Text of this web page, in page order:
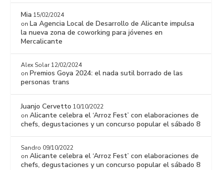
Mia 15/02/2024
on La Agencia Local de Desarrollo de Alicante impulsa
la nueva zona de coworking para jóvenes en
Mercalicante
Alex Solar 12/02/2024
on Premios Goya 2024: el nada sutil borrado de las
personas trans
Juanjo Cervetto 10/10/2022
onAlicante celebra el ‘Arroz Fest’ con elaboraciones de
chefs, degustaciones y un concurso popular el sábado 8
Sandro 09/10/2022
onAlicante celebra el ‘Arroz Fest’ con elaboraciones de
chefs, degustaciones y un concurso popular el sábado 8